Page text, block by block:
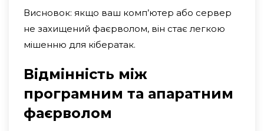
Висновок: якщо ваш комп’ютер або сервер
не захищений фаєрволом, він стає легкою
мішенню для кібератак.
Відмінність між
програмним та апаратним
фаєрволом